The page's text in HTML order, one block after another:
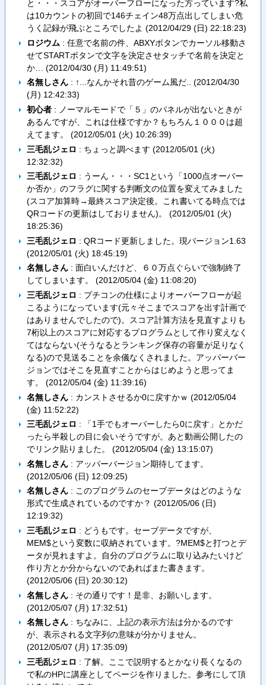
と・・・スコアがオーバーフローになった方っています?私
は10カウントの初回で146チェイン48万点出してしまい危
うく記録が飛ぶところでしたよ (2012/04/29 (日) 22:18:23)
ロジウム : 任意で名前の件、ABXYボタンでカーソル移動さ
せてSTARTボタンで文字を決定させタッチで名前を決定と
か… (2012/04/30 (月) 11:49:51)
名無しさん: ↑...なんかそれ昔のゲーム風だ.. (2012/04/30
(月) 12:42:33)
初心者: ノーマルモードで「５」のパネルが出ないときが
あるんですが、これは仕様ですか？もちろん１０００は超
えてます。 (2012/05/01 (火) 10:26:39)
三毛乱ジェロ : ちょっと調べます (2012/05/01 (火)
12:32:32)
三毛乱ジェロ : うーん・・・SC1という「1000点オーバー
か否か」のフラグに関する判断文の位置を変えてみました
(スコア加算時→最終スコア決定後。これ書いてる時点では
QRコードの更新はしておりません)。 (2012/05/01 (火)
18:25:36)
三毛乱ジェロ : QRコード更新しました。現バージョン1.63
(2012/05/01 (火) 18:45:19)
名無しさん: 面白いんだけど、６０万点ぐらいで強制終了
してしまいます。 (2012/05/04 (金) 11:08:20)
三毛乱ジェロ : プチコンの仕様によりオーバーフローが起
こるようになっています(元々そこまでスコアを出す計画で
はありませんでしたので)。スコア計算方法を見直すよりも
7桁以上のスコアに対応するプログラムとして作り変えなく
てはならない(そうなるとランキング保存の容量が足りなく
なる)ので見送ることを余儀なくされました。アッパーバー
ジョンではそこを見直すことからはじめようと思ってま
す。 (2012/05/04 (金) 11:39:16)
名無しさん: カンストさせるか0に戻すかｗ (2012/05/04
(金) 11:52:22)
三毛乱ジェロ : 「1手でもオーバーしたら0に戻す」とかだ
ったら半殺しの目に会いそうですが。あと動画公開したの
でリンク貼りました。 (2012/05/04 (金) 13:15:07)
名無しさん: アッパーバージョン期待してます。
(2012/05/06 (日) 12:09:25)
名無しさん: このプログラムのセーブデータはどのような
形式で生成されているのですか？ (2012/05/06 (日)
12:19:32)
三毛乱ジェロ : どうもです。セーブデータですが、
MEM$という変数に収納されています。?MEM$と打つとデ
ータが見れますよ。自分のプログラムに取り込みたいけど
作り方とか分からないのであればまた書きます。
(2012/05/06 (日) 20:30:12)
名無しさん: その通りです！是非、お願いします。
(2012/05/07 (月) 17:32:51)
名無しさん: ちなみに、上記の表示方法は分かるのです
が、表示される文字列の意味が分かりません。
(2012/05/07 (月) 17:35:09)
三毛乱ジェロ : 了解。ここで説明するとかなり長くなるの
で私のHPに講座としてページを作りました。参考にして頂